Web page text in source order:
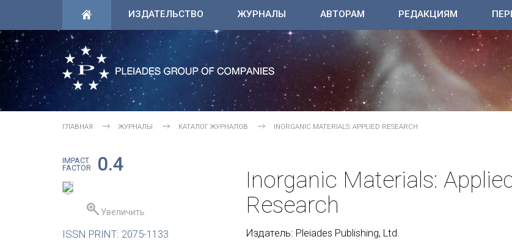
ИЗДАТЕЛЬСТВО ЖУРНАЛЫ АВТОРАМ РЕДАКЦИЯМ
ГЛАВНАЯ ЖУРНАЛЫ КАТАЛОГ ЖУРНАЛОВ INORGANIC MATERIALS: APPLIED RESEARCH
IMPACT
FACTOR
0.4
Увеличить
ISSN PRINT: 2075-1133
Inorganic Materials:
Research
Издатель: Pleiades Publishing, Ltd.